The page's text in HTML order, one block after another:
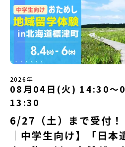
ご登録ください♪地域みらい留学公式
確認ください・参加規約への同意プロ
だく前に、「お申し込みに関する各規
す。ご確認ください。・抽選による
ただいた方の中から抽選の上、締め
し込み時に記入いただいたメールア
ル」をお送りいたします。当選者は、
認フォーム」に３日以内に回答いただ
にご回答いただけない場合は、当選を
す。当選取り消しがあった場合は、繰
いただきます。登録メールアドレスの
地域みらい留学公式LINEよりご連絡を
定をしていると、通知メールをお受け
合は、「@miratabi.jp」からのメール
いいたします。※結果に関する個別の
ませんので、ご了承ください。・お申
ステイ住宅※1室に複数(同性2～4名程
【旅行代金】無料※旅行代金に含まれ
無料となります：・宿泊費（2泊分）
ィ・体験費用・一部の食事代*以下の
す・集合場所までの往復交通費・お土
などの個人的費用【募集人数】最大
抽選の上決定）【参加者決定】お申し
間】申込期間が延長になりました！5
(木) 12：00まで疑問も不安もワクワ
学」ステップアップ説明会プログラム
や、お申し込みを迷われている方向け
を行います。知りたい情報のレベルに
プをご活用ください。【STEP 1】全
ブ動画を公開中！）〜まずは「おた
会」＜2日目＞（AM）「出水工業高
加」 -高校見学 -授業体験（PM）「
づくりにチャレンジ！」 -各学科を
にチャレンジ -竹灯籠づくりを創っ
BBQ」「2日目の振り返り会」＜3日
ワーク」 -みんなで振り返り対話（
※天候の状況や参加人数によってプロ
（月）〜 8月5日（水）※参加が確定
20:00に「参加者向け事前オンライン
ず参加をお願いします。【集合場所・
13:30 集合【解散場所・時間】出水駅
象】中学生2～3年生【宿泊先】現在
泊いただく予定です。【旅行代金】無
のうち、以下の内容が無料となります
ラム内のアクティビティ・体験費用・
か？「大自然や文化体験が好き！興味
ない郷土料理を味わってみたい！」
になる。いつか留学してみたい！」
すめ！「おためし地域留学体験」は、
ながら地域の枠を超えて学校生活を送
留学」をプチ体験できるプログラム
ではスタッフがしっかりとサポート
は「岩手県八幡平市（はちまんたいし
んたいし）は北西部にあり、秋田県と
す。町の約83％は「森林」！標高
もあり緑が豊かな大自然を感じること
の夏、紅葉の秋、スキーや樹氷の冬と
ことのできるユニークな町です。「十
たい）国立公園」では登山やトレッキ
うげん）スキー場」は日本国内最大級
2026年
08月04日(火) 14:30〜
13:30
6/27（土）まで受付
｜中学生向け】「日本